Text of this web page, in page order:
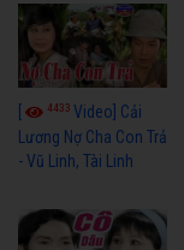
4433 Video] Cải
Lương Nợ Cha Con Trả
- Vũ Linh, Tài Linh